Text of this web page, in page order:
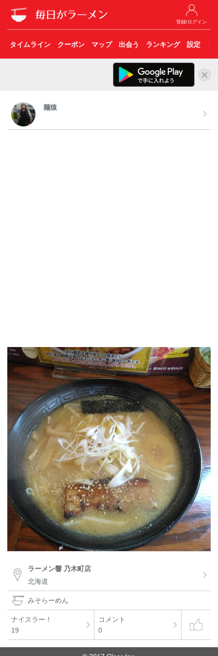
登録/ログイン
タイムライン クーポン マップ 出会う ランキング 設定 こ
麺猿
ラーメン響 乃木町店
北海道
みそらーめん
ナイスラー！
19
コメント
0